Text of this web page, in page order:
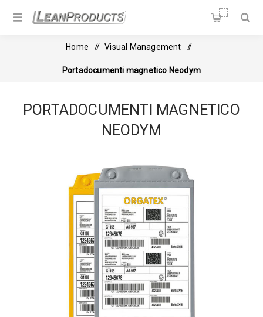
Soluzioni per la Lean
Home / Visual Management /
Portadocumenti magnetico Neodym
PORTADOCUMENTI MAGNETICO
NEODYM